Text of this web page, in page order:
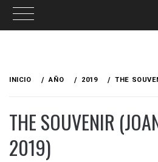
INICIO AÑO 2019 THE
THE SOUVENIR
2019)